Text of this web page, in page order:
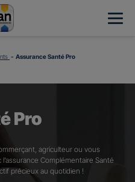
Assurance Santé Pro
Pro
agriculteur ou vous
Complémentaire Santé
précieux au quotidien !